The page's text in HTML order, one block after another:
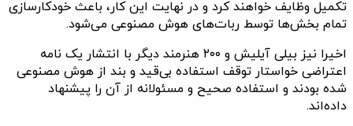
تکمیل وظایف خواهند کرد و در نهایت این کار، باعث خودکارسازی
تمام بخش‌ها توسط ربات‌های هوش مصنوعی می‌شود.
اخیرا نیز بیلی آیلیش و ۲۰۰ هنرمند دیگر با انتشار یک نامه‌
اعتراضی خواستار توقف استفاده بی‌قید و بند از هوش مصنوعی
شده بودند و استفاده صحیح و مسئولانه از آن را پیشنهاد
داده‌اند.